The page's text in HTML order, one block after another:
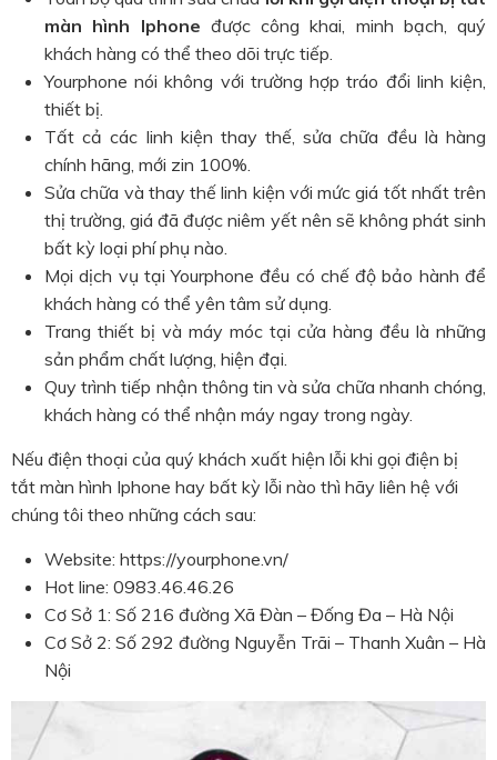
màn hình Iphone được công khai, minh bạch, quý
khách hàng có thể theo dõi trực tiếp.
Yourphone nói không với trường hợp tráo đổi linh kiện,
thiết bị.
Tất cả các linh kiện thay thế, sửa chữa đều là hàng
chính hãng, mới zin 100%.
Sửa chữa và thay thế linh kiện với mức giá tốt nhất trên
thị trường, giá đã được niêm yết nên sẽ không phát sinh
bất kỳ loại phí phụ nào.
Mọi dịch vụ tại Yourphone đều có chế độ bảo hành để
khách hàng có thể yên tâm sử dụng.
Trang thiết bị và máy móc tại cửa hàng đều là những
sản phẩm chất lượng, hiện đại.
Quy trình tiếp nhận thông tin và sửa chữa nhanh chóng,
khách hàng có thể nhận máy ngay trong ngày.
Nếu điện thoại của quý khách xuất hiện lỗi khi gọi điện bị
tắt màn hình Iphone hay bất kỳ lỗi nào thì hãy liên hệ với
chúng tôi theo những cách sau:
Website: https://yourphone.vn/
Hot line: 0983.46.46.26
Cơ Sở 1: Số 216 đường Xã Đàn – Đống Đa – Hà Nội
Cơ Sở 2: Số 292 đường Nguyễn Trãi – Thanh Xuân – Hà
Nội